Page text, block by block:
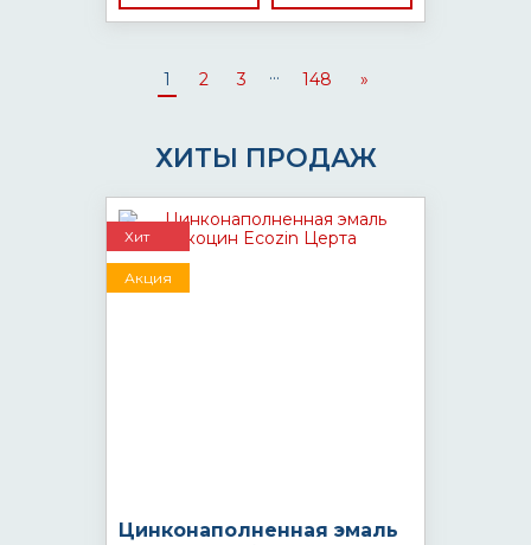
1 2 3 ... 148 »
ХИТЫ ПРОДАЖ
Хит
Акция
Цинконаполненная эмаль